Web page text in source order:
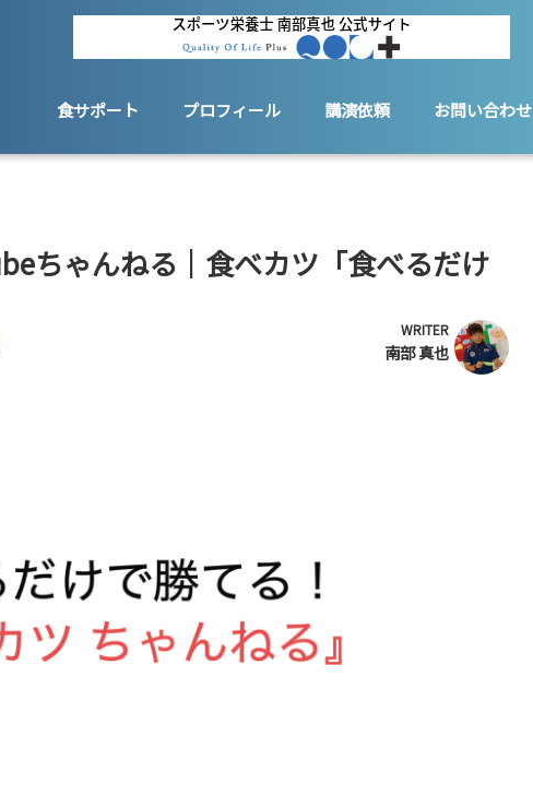
食サポート プロフィール 講演依頼 お問い合わせ
ちゃんねる｜食べカツ「食べるだけ
WRITER
南部 真也